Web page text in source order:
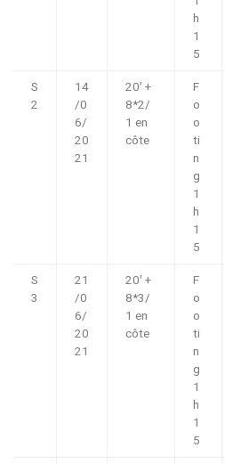
h
1
5
S
2
14
/0
6/
20
21
20′ +
8*2/
1 en
côte
F
o
o
ti
n
g
1
h
1
5
S
3
21
/0
6/
20
21
20′ +
8*3/
1 en
côte
F
o
o
ti
n
g
1
h
1
5